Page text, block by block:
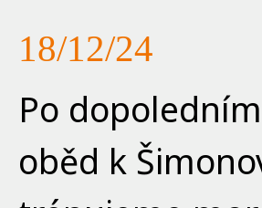
18/12/24
Po
oběd k